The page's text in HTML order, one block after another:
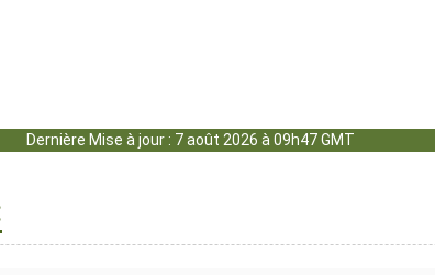
Dernière Mise à jour : 7 août 2026 à 09h47 GMT